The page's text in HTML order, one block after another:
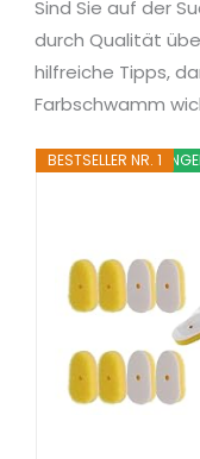
Sind Sie auf der
durch Qualität
hilfreiche Tipps,
Farbschwamm
BESTSELLER NR. 1